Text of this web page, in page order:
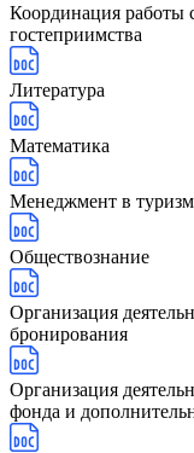
Координация работы
гостеприимства
Литература
Математика
Менеджмент в
Обществознание
Организация
бронирования
Организация
фонда и